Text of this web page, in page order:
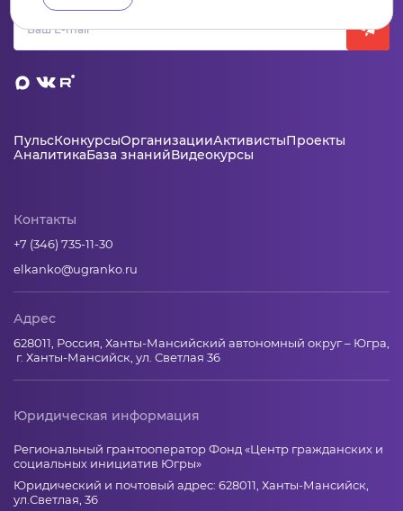
ПульсКонкурсыОрганизацииАктивистыПроекты
АналитикаБаза знанийВидеокурсы
Контакты
+7 (346) 735-11-30
elkanko@ugranko.ru
Адрес
628011, Россия, Ханты-Мансийский автономный округ – Югра,
г. Ханты-Мансийск, ул. Светлая 36
Юридическая информация
Региональный грантооператор Фонд «Центр гражданских и
социальных инициатив Югры»
Юридический и почтовый адрес: 628011, Ханты-Мансийск,
ул.Светлая, 36